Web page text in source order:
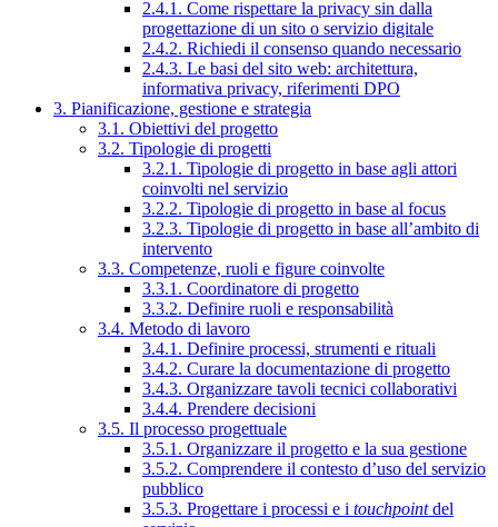
2.4.1. Come rispettare la privacy sin dalla
progettazione di un sito o servizio digitale
2.4.2. Richiedi il consenso quando necessario
2.4.3. Le basi del sito web: architettura,
informativa privacy, riferimenti DPO
3. Pianificazione, gestione e strategia
3.1. Obiettivi del progetto
3.2. Tipologie di progetti
3.2.1. Tipologie di progetto in base agli attori
coinvolti nel servizio
3.2.2. Tipologie di progetto in base al focus
3.2.3. Tipologie di progetto in base all’ambito di
intervento
3.3. Competenze, ruoli e figure coinvolte
3.3.1. Coordinatore di progetto
3.3.2. Definire ruoli e responsabilità
3.4. Metodo di lavoro
3.4.1. Definire processi, strumenti e rituali
3.4.2. Curare la documentazione di progetto
3.4.3. Organizzare tavoli tecnici collaborativi
3.4.4. Prendere decisioni
3.5. Il processo progettuale
3.5.1. Organizzare il progetto e la sua gestione
3.5.2. Comprendere il contesto d’uso del servizio
pubblico
3.5.3. Progettare i processi e i touchpointdel